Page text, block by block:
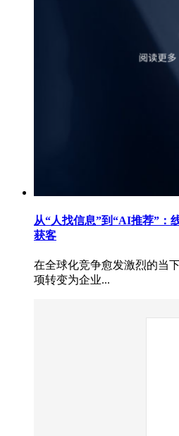
从“人找信息”到“AI推荐”：
获客
在全球化竞争愈发激烈的当
项转变为企业...